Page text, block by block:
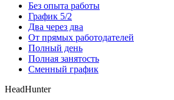
Без опыта работы
График 5/2
Два через два
От прямых работодателей
Полный день
Полная занятость
Сменный график
HeadHunter